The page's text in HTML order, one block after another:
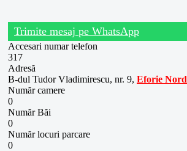
Trimite mesaj pe WhatsApp
Accesari numar telefon
317
Adresă
B-dul Tudor Vladimirescu, nr. 9, Eforie Nord
Număr camere
0
Număr Băi
0
Număr locuri parcare
0